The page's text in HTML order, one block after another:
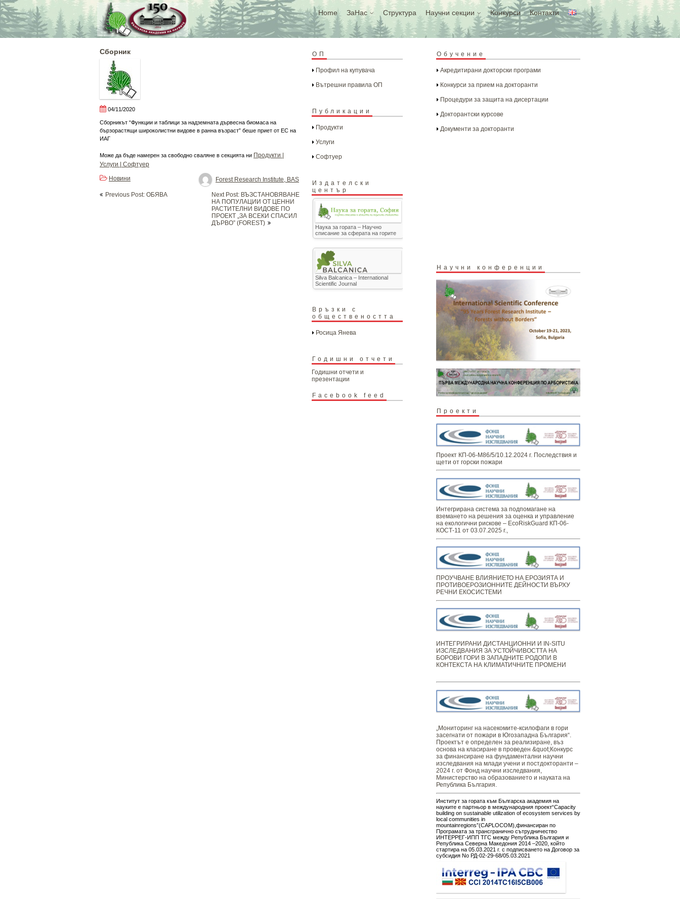
Skip
to
content
Home ЗаНас Структура Научни секции Конкурси Контакти
Сборник
04/11/2020
Сборникът “Функции и таблици за надземната дървесна биомаса на
бързорастящи широколистни видове в ранна възраст” беше приет от ЕС на
ИАГ
Може да бъде намерен за свободно сваляне в секцията ни Продукти |
Услуги | Софтуер
Forest Research Institute, BAS
Новини
navigation
Previous Post: OБЯВА
Next Post: ВЪЗСТАНОВЯВАНЕ
НА ПОПУЛАЦИИ ОТ ЦЕННИ
РАСТИТЕЛНИ ВИДОВЕ ПО
ПРОЕКТ „ЗА ВСЕКИ СПАСИЛ
ДЪРВО” (FOREST)
ОП
Профил на купувача
Вътрешни правила ОП
Публикации
Продукти
Услуги
Софтуер
Издателски
център
Наука за гората – Научно
списание за сферата на горите
Silva Balcanica – International
Scientific Journal
Връзки с
обществеността
Росица Янева
Годишни отчети
Годишни отчети и
презентации
Facebook feed
Обучение
Акредитирани докторски програми
Конкурси за прием на докторанти
Процедури за защита на дисертации
Докторантски курсове
Документи за докторанти
Научни конференции
Проекти
Проект КП-06-М86/5/10.12.2024 г. Последствия и
щети от горски пожари
Интегрирана система за подпомагане на
вземането на решения за оценка и управление
на екологични рискове – EcoRiskGuard КП-06-
КОСТ-11 от 03.07.2025 г.,
ПРОУЧВАНЕ ВЛИЯНИЕТО НА ЕРОЗИЯТА И
ПРОТИВОЕРОЗИОННИТЕ ДЕЙНОСТИ ВЪРХУ
РЕЧНИ ЕКОСИСТЕМИ
ИНТЕГРИРАНИ ДИСТАНЦИОННИ И IN-SITU
ИЗСЛЕДВАНИЯ ЗА УСТОЙЧИВОСТТА НА
БОРОВИ ГОРИ В ЗАПАДНИТЕ РОДОПИ В
КОНТЕКСТА НА КЛИМАТИЧНИТЕ ПРОМЕНИ
„Мониторинг ​​​на ​​насекомите-ксилофаги в гори
засегнати от пожари в Югозападна България“.
Проектът е определен за реализиране, въз
основа на класиране в проведен &quot;Конкурс
за финансиране на фундаментални научни
изследвания на млади учени и постдокторанти –
2024 г. от Фонд научни изследвания,
Министерство на образованието и науката на
Република България.
Институт за гората към Българска академия на
науките е партньор в международния проект“Capacity
building on sustainable utilization of ecosystem services by
local communities in
mountainregions”(CAPLOCOM),финансиран по
Програмата за трансгранично сътрудничество
ИНТЕРРЕГ-ИПП ТГС между Република България и
Република Северна Македония 2014 –2020, който
стартира на 05.03.2021 г. с подписването на Договор за
субсидия No РД-02-29-68/05.03.2021